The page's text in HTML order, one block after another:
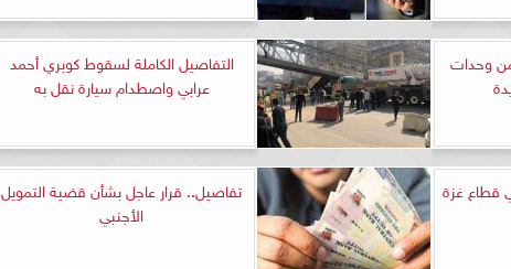
وحدات
التفاصيل الكاملة لسقوط كوبري أحمد
عرابي واصطدام سيارة نقل به
قطاع غزة
تفاصيل.. قرار عاجل بشأن قضية التمويل
الأجنبي